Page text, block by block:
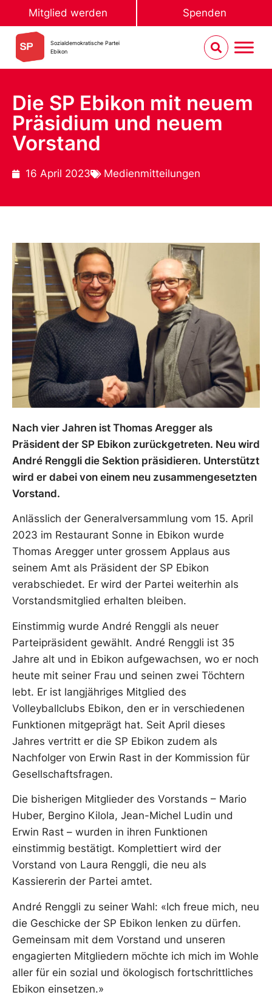
Mitglied werden Spenden
Sozialdemokratische Partei
Ebikon
Die SP Ebikon mit neuem
Präsidium und neuem
Vorstand
16 April 2023 Medienmitteilungen
Nach vier Jahren ist Thomas Aregger als
Präsident der SP Ebikon zurückgetreten. Neu wird
André Renggli die Sektion präsidieren. Unterstützt
wird er dabei von einem neu zusammengesetzten
Vorstand.
Anlässlich der Generalversammlung vom 15. April
2023 im Restaurant Sonne in Ebikon wurde
Thomas Aregger unter grossem Applaus aus
seinem Amt als Präsident der SP Ebikon
verabschiedet. Er wird der Partei weiterhin als
Vorstandsmitglied erhalten bleiben.
Einstimmig wurde André Renggli als neuer
Parteipräsident gewählt. André Renggli ist 35
Jahre alt und in Ebikon aufgewachsen, wo er noch
heute mit seiner Frau und seinen zwei Töchtern
lebt. Er ist langjähriges Mitglied des
Volleyballclubs Ebikon, den er in verschiedenen
Funktionen mitgeprägt hat. Seit April dieses
Jahres vertritt er die SP Ebikon zudem als
Nachfolger von Erwin Rast in der Kommission für
Gesellschaftsfragen.
Die bisherigen Mitglieder des Vorstands – Mario
Huber, Bergino Kilola, Jean-Michel Ludin und
Erwin Rast – wurden in ihren Funktionen
einstimmig bestätigt. Komplettiert wird der
Vorstand von Laura Renggli, die neu als
Kassiererin der Partei amtet.
André Renggli zu seiner Wahl: «Ich freue mich, neu
die Geschicke der SP Ebikon lenken zu dürfen.
Gemeinsam mit dem Vorstand und unseren
engagierten Mitgliedern möchte ich mich im Wohle
aller für ein sozial und ökologisch fortschrittliches
Ebikon einsetzen.»